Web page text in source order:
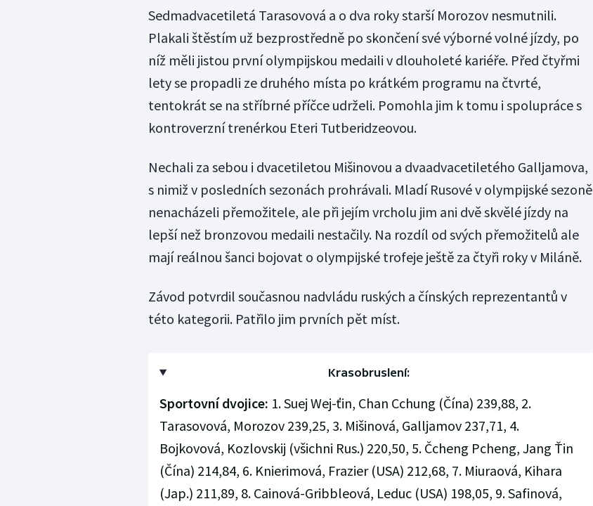
Sedmadvacetiletá Tarasovová a o dva roky starší Morozov nesmutnili.
Plakali štěstím už bezprostředně po skončení své výborné volné jízdy, po
níž měli jistou první olympijskou medaili v dlouholeté kariéře. Před čtyřmi
lety se propadli ze druhého místa po krátkém programu na čtvrté,
tentokrát se na stříbrné příčce udrželi. Pomohla jim k tomu i spolupráce s
kontroverzní trenérkou Eteri Tutberidzeovou.
Nechali za sebou i dvacetiletou Mišinovou a dvaadvacetiletého Galljamova,
s nimiž v posledních sezonách prohrávali. Mladí Rusové v olympijské sezoně
nenacházeli přemožitele, ale při jejím vrcholu jim ani dvě skvělé jízdy na
lepší než bronzovou medaili nestačily. Na rozdíl od svých přemožitelů ale
mají reálnou šanci bojovat o olympijské trofeje ještě za čtyři roky v Miláně.
Závod potvrdil současnou nadvládu ruských a čínských reprezentantů v
této kategorii. Patřilo jim prvních pět míst.
Krasobruslení:
Sportovní dvojice: 1. Suej Wej-ťin, Chan Cchung (Čína) 239,88, 2.
Tarasovová, Morozov 239,25, 3. Mišinová, Galljamov 237,71, 4.
Bojkovová, Kozlovskij (všichni Rus.) 220,50, 5. Čcheng Pcheng, Jang Ťin
(Čína) 214,84, 6. Knierimová, Frazier (USA) 212,68, 7. Miuraová, Kihara
(Jap.) 211,89, 8. Cainová-Gribbleová, Leduc (USA) 198,05, 9. Safinová,